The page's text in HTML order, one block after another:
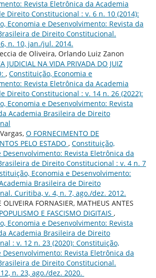
Revista Eletrônica da Academia
Direito Constitucional : v. 6 n. 10 (2014):
Economia e Desenvolvimento: Revista da
de Direito Constitucional.
n. 10, jan./jul. 2014.
de Oliveira, Orlando Luiz Zanon
JUDICIAL NA VIDA PRIVADA DO JUIZ
, Constituição, Economia e
Revista Eletrônica da Academia
Direito Constitucional : v. 14 n. 26 (2022):
Economia e Desenvolvimento: Revista
Academia Brasileira de Direito
O FORNECIMENTO DE
PELO ESTADO , Constituição,
Desenvolvimento: Revista Eletrônica da
de Direito Constitucional : v. 4 n. 7
Economia e Desenvolvimento:
Brasileira de Direito
Curitiba, v. 4, n. 7, ago./dez. 2012.
OLIVEIRA FORNASIER, MATHEUS ANTES
POPULISMO E FASCISMO DIGITAIS ,
Economia e Desenvolvimento: Revista
Academia Brasileira de Direito
: v. 12 n. 23 (2020): Constituição,
Desenvolvimento: Revista Eletrônica da
de Direito Constitucional.
n. 23, ago./dez. 2020.